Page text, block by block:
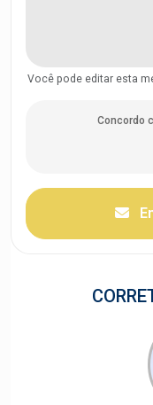
Você pode editar esta
Concordo